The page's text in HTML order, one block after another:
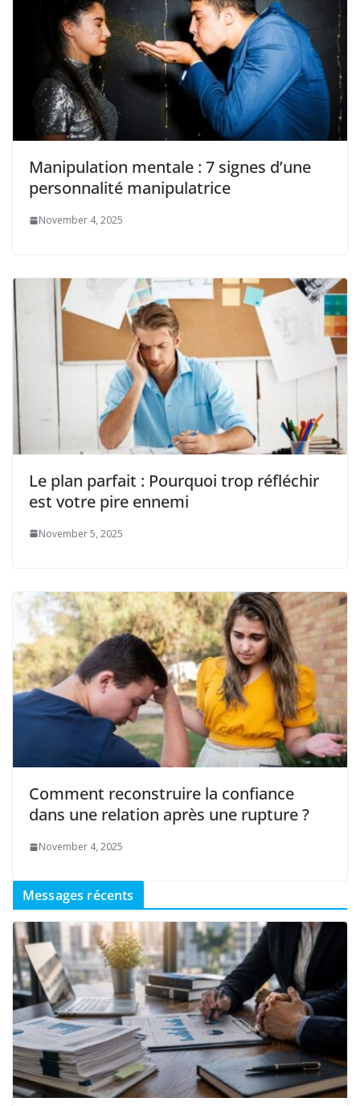
Manipulation mentale : 7 signes d’une
personnalité manipulatrice
November 4, 2025
Le plan parfait : Pourquoi trop réfléchir
est votre pire ennemi
November 5, 2025
Comment reconstruire la confiance
dans une relation après une rupture ?
November 4, 2025
Messages récents